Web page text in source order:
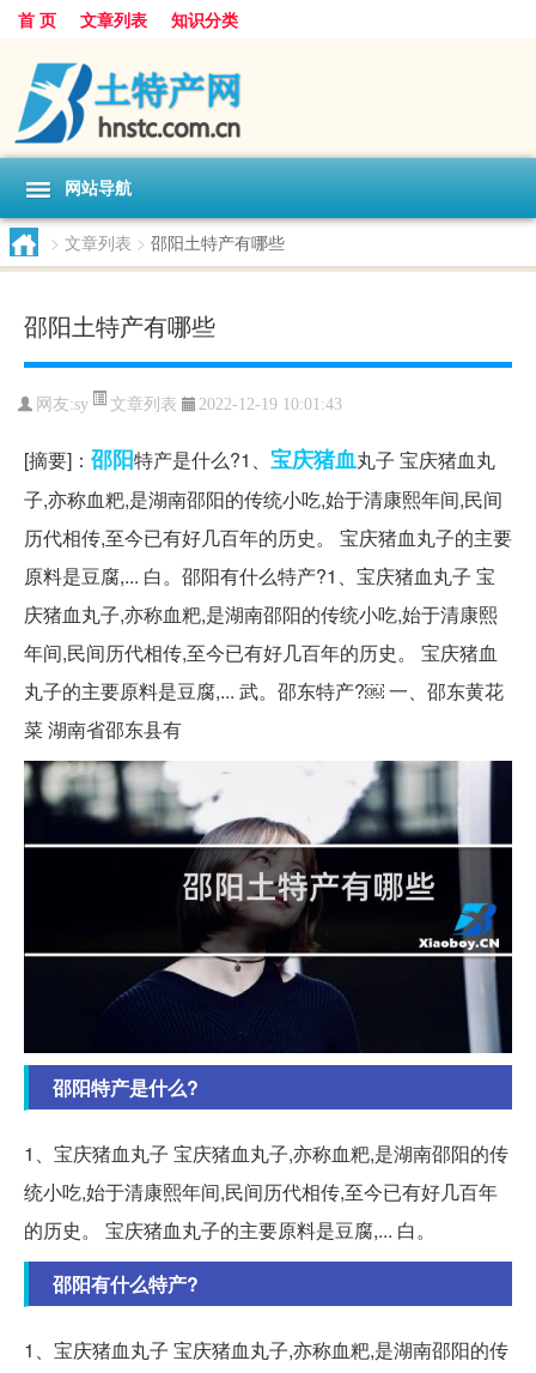
首 页 文章列表 知识分类
网站导航
> 文章列表 > 邵阳土特产有哪些
邵阳土特产有哪些
网友:sy 文章列表 2022-12-19 10:01:43
[摘要]： 邵阳特产是什么?1、 宝庆猪血丸子 宝庆猪血丸
子,亦称血粑,是湖南邵阳的传统小吃,始于清康熙年间,民间
历代相传,至今已有好几百年的历史。 宝庆猪血丸子的主要
原料是豆腐,... 白。邵阳有什么特产?1、宝庆猪血丸子 宝
庆猪血丸子,亦称血粑,是湖南邵阳的传统小吃,始于清康熙
年间,民间历代相传,至今已有好几百年的历史。 宝庆猪血
丸子的主要原料是豆腐,... 武。邵东特产?￼ 一、邵东黄花
菜 湖南省邵东县有
邵阳特产是什么?
1、宝庆猪血丸子 宝庆猪血丸子,亦称血粑,是湖南邵阳的传
统小吃,始于清康熙年间,民间历代相传,至今已有好几百年
的历史。 宝庆猪血丸子的主要原料是豆腐,... 白。
邵阳有什么特产?
1、宝庆猪血丸子 宝庆猪血丸子,亦称血粑,是湖南邵阳的传